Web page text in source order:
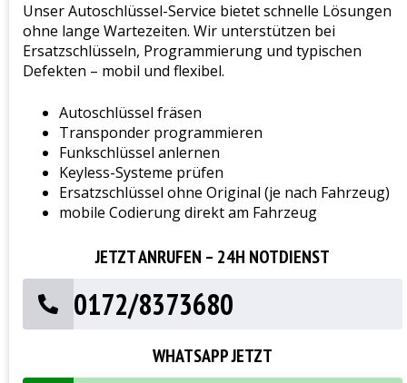
Unser Autoschlüssel-Service bietet schnelle Lösungen
ohne lange Wartezeiten. Wir unterstützen bei
Ersatzschlüsseln, Programmierung und typischen
Defekten – mobil und flexibel.
Autoschlüssel fräsen
Transponder programmieren
Funkschlüssel anlernen
Keyless-Systeme prüfen
Ersatzschlüssel ohne Original (je nach Fahrzeug)
mobile Codierung direkt am Fahrzeug
JETZT ANRUFEN – 24H NOTDIENST
0172/8373680
WHATSAPP JETZT